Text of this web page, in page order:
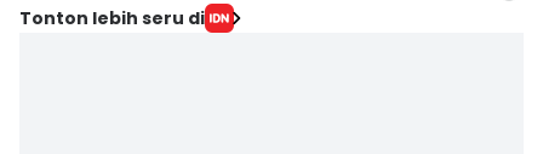
Editor
Tonton lebih seru di